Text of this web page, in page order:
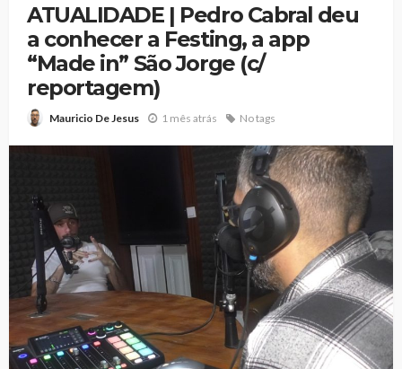
ATUALIDADE | Pedro Cabral deu
a conhecer a Festing, a app
“Made in” São Jorge (c/
reportagem)
Mauricio De Jesus 1 mês atrás No tags